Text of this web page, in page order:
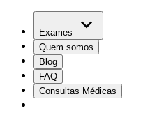
Exames
Quem somos
Blog
FAQ
Consultas Médicas